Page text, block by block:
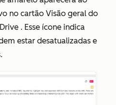
no cartão Visão geral do
. Esse ícone indica
estar desatualizadas e